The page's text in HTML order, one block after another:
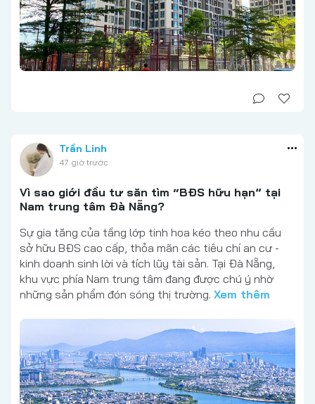
Trần Linh
47 giờ trước
Vì sao giới đầu tư săn tìm “BĐS hữu hạn” tại
Nam trung tâm Đà Nẵng?
Sự gia tăng của tầng lớp tinh hoa kéo theo nhu cầu
sở hữu BĐS cao cấp, thỏa mãn các tiêu chí an cư -
kinh doanh sinh lời và tích lũy tài sản. Tại Đà Nẵng,
khu vực phía Nam trung tâm đang được chú ý nhờ
những sản phẩm đón sóng thị trường. Xem thêm